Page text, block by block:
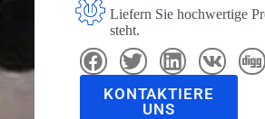
Liefern Sie hochwertige
steht.
KONTAKTIERE
UNS